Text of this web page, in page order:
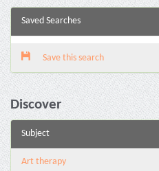
Saved Searches
Save this search
Discover
Subject
Art therapy